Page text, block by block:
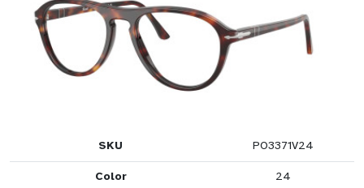
SKU PO3371V24
Color 24